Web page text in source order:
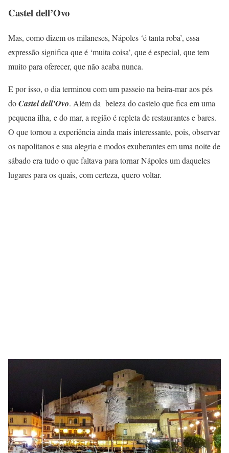
Castel dell’Ovo
Mas, como dizem os milaneses, Nápoles ‘é tanta roba’, essa
expressão significa que é ‘muita coisa’, que é especial, que tem
muito para oferecer, que não acaba nunca.
E por isso, o dia terminou com um passeio na beira-mar aos pés
doCastel dell’Ovo. Além da beleza do castelo que fica em uma
pequena ilha, e do mar, a região é repleta de restaurantes e bares.
O que tornou a experiência ainda mais interessante, pois, observar
os napolitanos e sua alegria e modos exuberantes em uma noite de
sábado era tudo o que faltava para tornar Nápoles um daqueles
lugares para os quais, com certeza, quero voltar.